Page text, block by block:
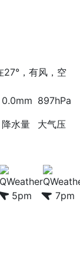
27°，有风，空
0.0mm
降水量
897hPa
大气压
5pm 7pm